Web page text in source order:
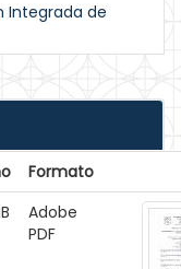
Integrada de
Formato
Adobe
PDF